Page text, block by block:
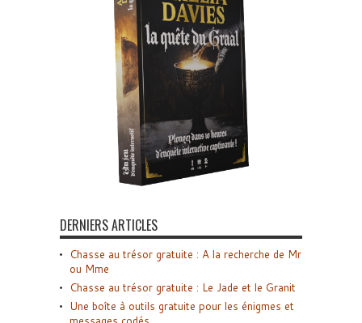
DERNIERS ARTICLES
Chasse au trésor gratuite : A la recherche de Mr
ou Mme
Chasse au trésor gratuite : Le Jade et le Granit
Une boîte à outils gratuite pour les énigmes et